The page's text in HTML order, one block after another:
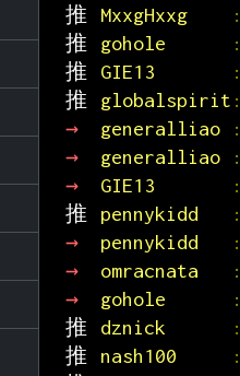
推
MxxgHxxg
推
gohole
推
GIE13
推
globalspirit
→
generalliao
→
generalliao
→
GIE13
推
pennykidd
→
pennykidd
→
omracnata
→
gohole
推
dznick
推
nash100